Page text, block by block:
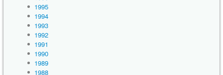
1995
1994
1993
1992
1991
1990
1989
1988